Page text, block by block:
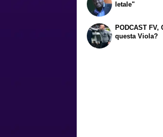
letale"
PODCAST
questa Viola?